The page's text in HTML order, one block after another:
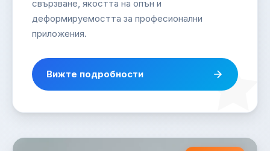
свързване, якостта на опън и
деформируемостта за професионални
приложения.
Вижте подробности